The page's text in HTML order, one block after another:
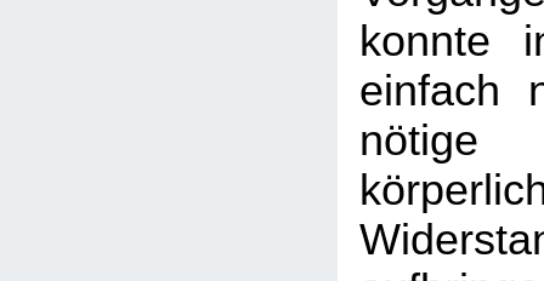
konnte
einfach
nötige